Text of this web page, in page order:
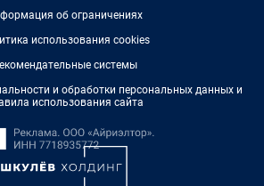
об ограничениях
использования cookies
системы
и обработки персональных данных и
использования сайта